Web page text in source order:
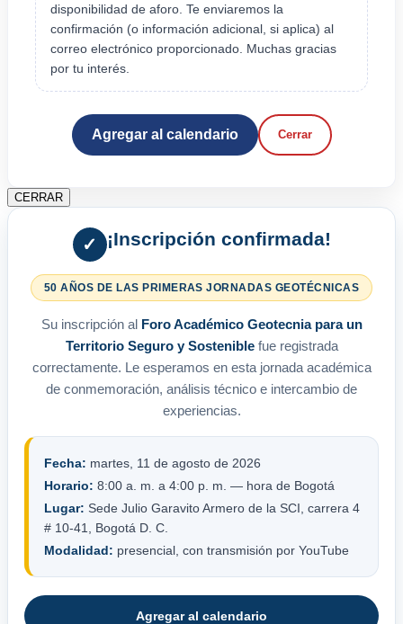
disponibilidad de aforo. Te enviaremos la
confirmación (o información adicional, si aplica) al
correo electrónico proporcionado. Muchas gracias
por tu interés.
Agregar al calendario Cerrar
CERRAR
✓ ¡Inscripción confirmada!
50 AÑOS DE LAS PRIMERAS JORNADAS GEOTÉCNICAS
Su inscripción al Foro Académico Geotecnia para un
Territorio Seguro y Sosteniblefue registrada
correctamente. Le esperamos en esta jornada académica
de conmemoración, análisis técnico e intercambio de
experiencias.
Fecha: martes, 11 de agosto de 2026
Horario: 8:00 a. m. a 4:00 p. m. — hora de Bogotá
Lugar: Sede Julio Garavito Armero de la SCI, carrera 4
# 10-41, Bogotá D. C.
Modalidad: presencial, con transmisión por YouTube
Agregar al calendario